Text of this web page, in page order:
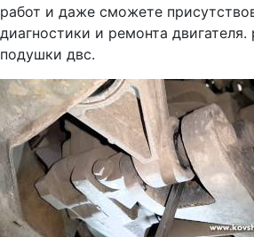
работ и даже сможете
диагностики и ремонта
подушки двс.